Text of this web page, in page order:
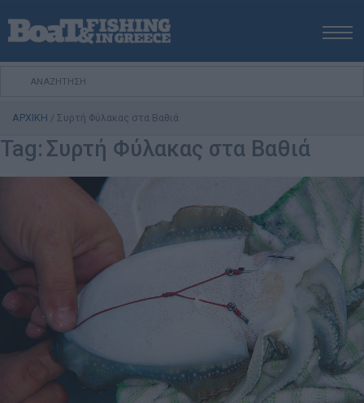
ΑΡΧΙΚΗ
ΕΚΔΟΣΕΙΣ
ΨΑΡΕΜΑ ΑΠΟ ΑΚΤΗ
ΨΑΡΕΜΑ ΑΠΟ ΣΚΑΦΟΣ
ΨΑΡΟΤΟΥΦΕΚΟ
VIDEO
ΘΕΣΣΑΛΟΝΙΚΗ BOAT & FISHING SHOW 2025
BOAT & FISHING SHOW 2025
ΑΡΧΙΚΗ / Συρτή Φύλακας στα Βαθιά
Tag: Συρτή Φύλακας στα Βαθιά